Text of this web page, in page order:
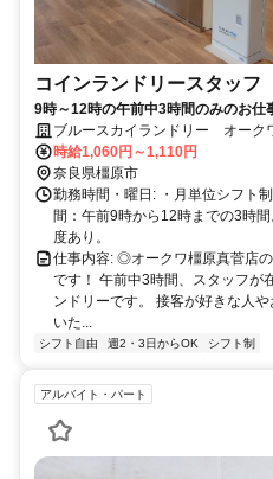
コインランドリースタッフ
9時～12時の午前中3時間のみのお仕
ーのオープニングスタッフです
ブルースカイランドリー オーク
時給1,060円～1,110円
奈良県橿原市
勤務時間・曜日: ・月単位シフト
間：午前9時から12時までの3時
度あり。
仕事内容: ◎オークワ橿原真菅店
です！ 午前中3時間、スタッフが
ンドリーです。 接客が好きな人
いた...
シフト自由 週2・3日からOK シフト制
アルバイト・パート